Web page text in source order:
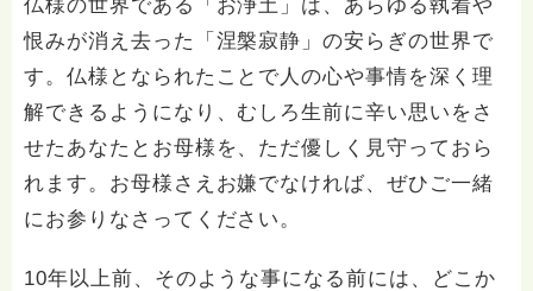
仏様の世界である「お浄土」は、あらゆる執着や
恨みが消え去った「涅槃寂静」の安らぎの世界で
す。仏様となられたことで人の心や事情を深く理
解できるようになり、むしろ生前に辛い思いをさ
せたあなたとお母様を、ただ優しく見守っておら
れます。お母様さえお嫌でなければ、ぜひご一緒
にお参りなさってください。
10年以上前、そのような事になる前には、どこか